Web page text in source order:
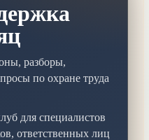
разборы,
по охране труда
для специалистов
ответственных лиц